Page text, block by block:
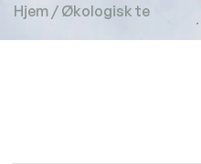
Hjem / Økologisk te